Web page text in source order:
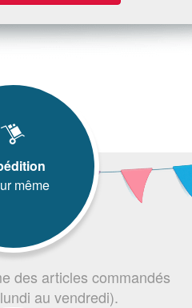
même
des articles commandés
au vendredi).